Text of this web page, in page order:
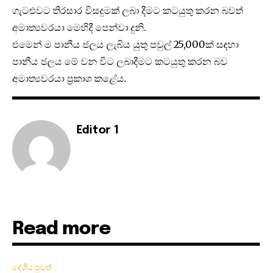
ගැටළුවට තිරසාර විසදුමක් ලබා දීමට කටයුතු කරන බවත්
අමාත්‍යවරයා මෙහිදී පෙන්වා දුනි.
එමෙන් ම පානීය ජලය ලැබිය යුතු පවුල් 25,000ක් සඳහා
පානීය ජලය මේ වන විට ලබාදීමට කටයුතු කරන බව
අමාත්‍යවරයා ප්‍රකාශ කළේය.
Editor 1
Read more
දේශීය පුවත්